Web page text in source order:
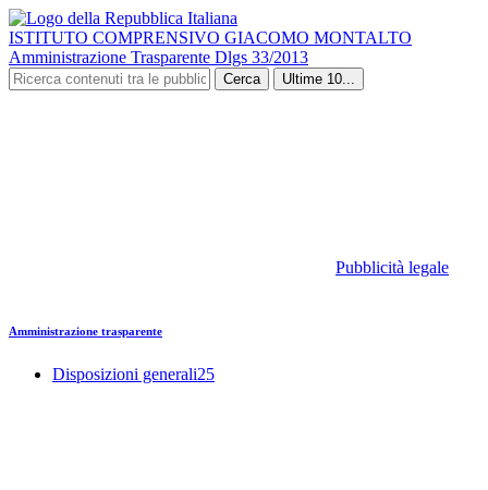
ISTITUTO COMPRENSIVO GIACOMO MONTALTO
Amministrazione Trasparente Dlgs 33/2013
Cerca Ultime 10...
Pubblicità legale
Amministrazione trasparente
Disposizioni generali25